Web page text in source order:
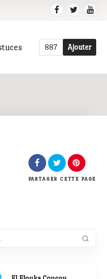
887 Ajouter
PARTAGER CETTE PAGE